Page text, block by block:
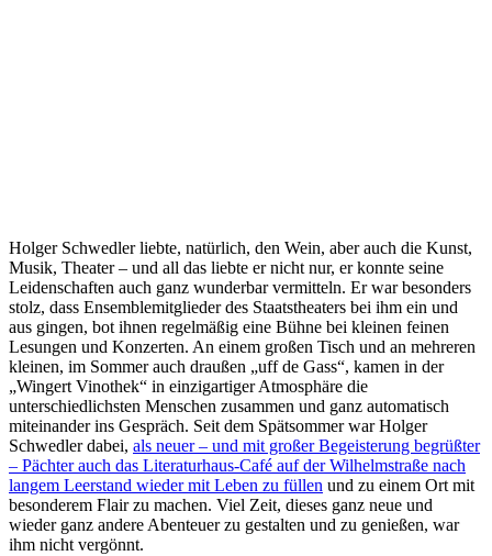
Holger Schwedler liebte, natürlich, den Wein, aber auch die Kunst,
Musik, Theater – und all das liebte er nicht nur, er konnte seine
Leidenschaften auch ganz wunderbar vermitteln. Er war besonders
stolz, dass Ensemblemitglieder des Staatstheaters bei ihm ein und
aus gingen, bot ihnen regelmäßig eine Bühne bei kleinen feinen
Lesungen und Konzerten. An einem großen Tisch und an mehreren
kleinen, im Sommer auch draußen „uff de Gass“, kamen in der
„Wingert Vinothek“ in einzigartiger Atmosphäre die
unterschiedlichsten Menschen zusammen und ganz automatisch
miteinander ins Gespräch. Seit dem Spätsommer war Holger
Schwedler dabei, als neuer – und mit großer Begeisterung begrüßter
– Pächter auch das Literaturhaus-Café auf der Wilhelmstraße nach
langem Leerstand wieder mit Leben zu füllen und zu einem Ort mit
besonderem Flair zu machen. Viel Zeit, dieses ganz neue und
wieder ganz andere Abenteuer zu gestalten und zu genießen, war
ihm nicht vergönnt.